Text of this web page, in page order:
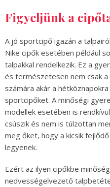
Figyeljünk a
A jó sportcipő igazán a
Nike cipők esetében például
talpakkal rendelkezik. Ez a
és természetesen nem csak a
számára akár a
sportcipőket. A minőségi
modellek esetében is
csúszik és nem is túlzottan
meg őket, hogy a kicsik
legyenek.
Ezért az ilyen cipőkbe
nedvességelvezető